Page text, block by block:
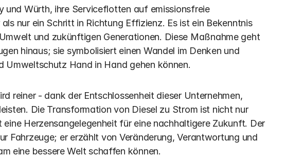
und Würth, ihre Serviceflotten auf emissionsfreie
nur ein Schritt in Richtung Effizienz. Es ist ein Bekenntnis
und zukünftigen Generationen. Diese Maßnahme geht
hinaus; sie symbolisiert einen Wandel im Denken und
Umweltschutz Hand in Hand gehen können.
reiner - dank der Entschlossenheit dieser Unternehmen,
Die Transformation von Diesel zu Strom ist nicht nur
Herzensangelegenheit für eine nachhaltigere Zukunft. Der
Fahrzeuge; er erzählt von Veränderung, Verantwortung und
eine bessere Welt schaffen können.